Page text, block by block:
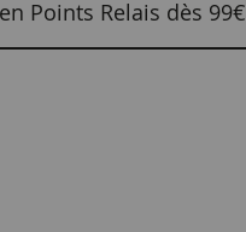
Points Relais dès 99€